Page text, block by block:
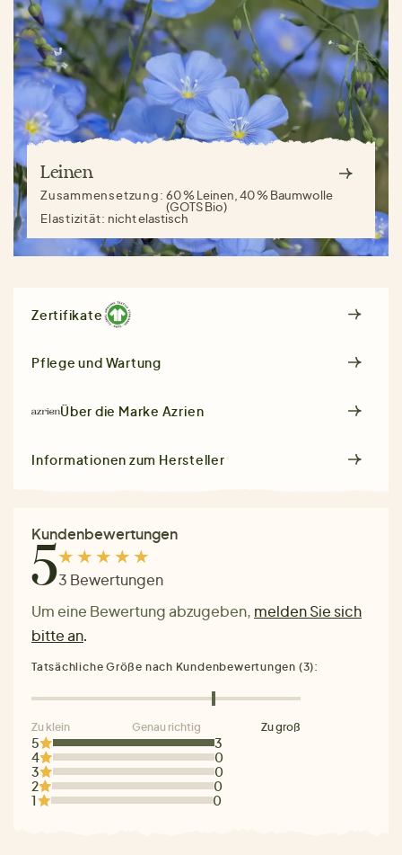
Leinen
Zusammensetzung:60 % Leinen, 40 % Baumwolle
(GOTS Bio)
Elastizität: nicht elastisch
Zertifikate
Pflege und Wartung
Über die Marke Azrien
Informationen zum Hersteller
Kundenbewertungen
53 Bewertungen
Um eine Bewertung abzugeben, melden Sie sich
bitte an.
5
3
4
0
3
0
2
0
1
0
Tatsächliche Größe nach Kundenbewertungen (3):
Zu klein Genau richtig Zu groß